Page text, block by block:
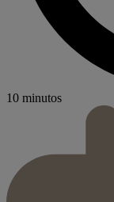
10 minutos